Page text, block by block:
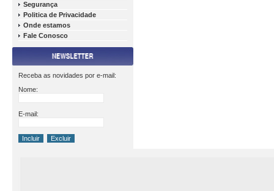
Segurança
Politica de Privacidade
Onde estamos
Fale Conosco
Receba as novidades por e-mail:
Nome:
E-mail: